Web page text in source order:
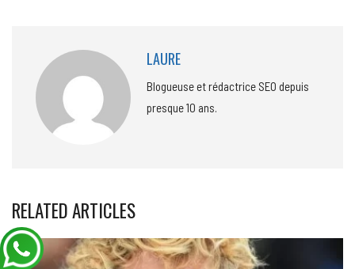
LAURE
Blogueuse et rédactrice SEO depuis
presque 10 ans.
RELATED ARTICLES